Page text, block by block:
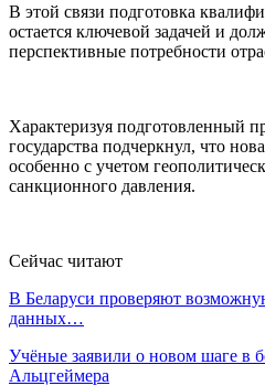
В этой связи подготовка
остается ключевой задачей и
перспективные потребности
Характеризуя подготовленный
государства подчеркнул, что
особенно с учетом
санкционного давления.
Сейчас читают
В Беларуси проверяют
данных…
Учёные заявили о новом шаге в
Альцгеймера